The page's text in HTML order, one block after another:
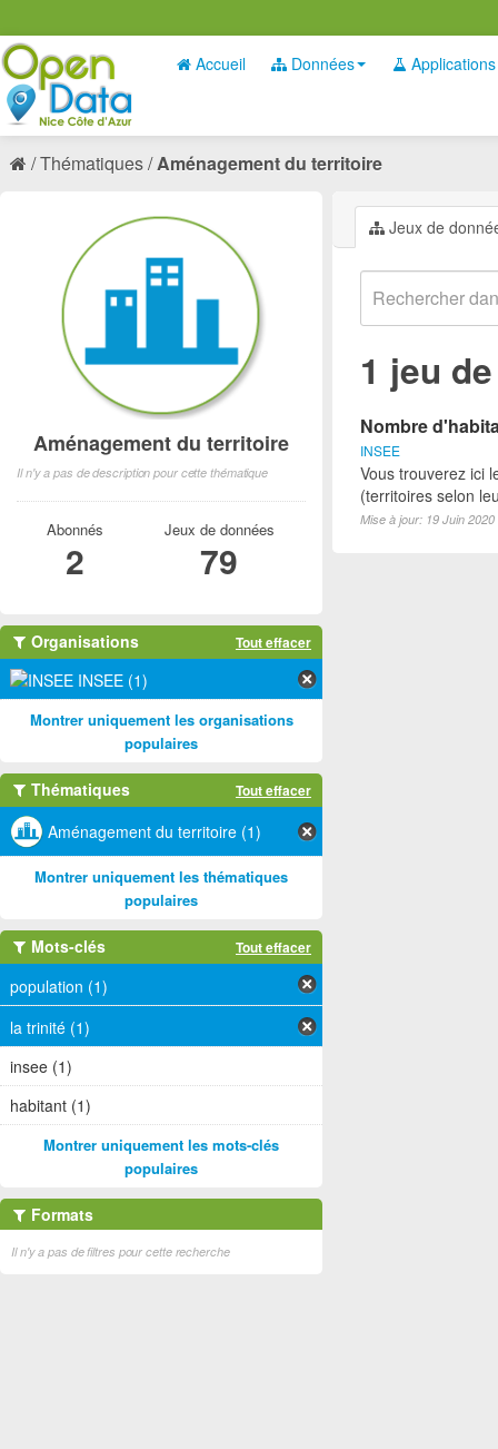
Accueil Données Applications
Thématiques Aménagement du territoire
Jeux de
1 jeu
Nombre
INSEE
Vous trouverez ici
(territoires selon
Mise à jour: 19 Juin 2020
Aménagement du territoire
Il n'y a pas de description pour cette thématique
Abonnés
2
Jeux de données
79
Organisations Tout effacer
INSEE (1)
Montrer uniquement les organisations
populaires
Thématiques Tout effacer
Aménagement du territoire (1)
Montrer uniquement les thématiques
populaires
Mots-clés Tout effacer
population (1)
la trinité (1)
insee (1)
habitant (1)
Montrer uniquement les mots-clés
populaires
Formats
Il n'y a pas de filtres pour cette recherche